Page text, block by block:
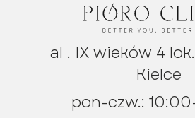
al . IX wieków 4
Kielce
pon-czw.: